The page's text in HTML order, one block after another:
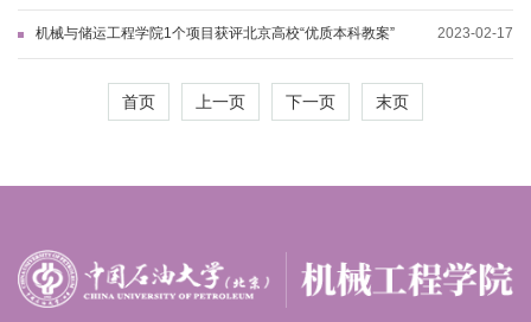
机械与储运工程学院1个项目获评北京高校“优质本科教案” 2023-02-17
首页 上一页 下一页 末页